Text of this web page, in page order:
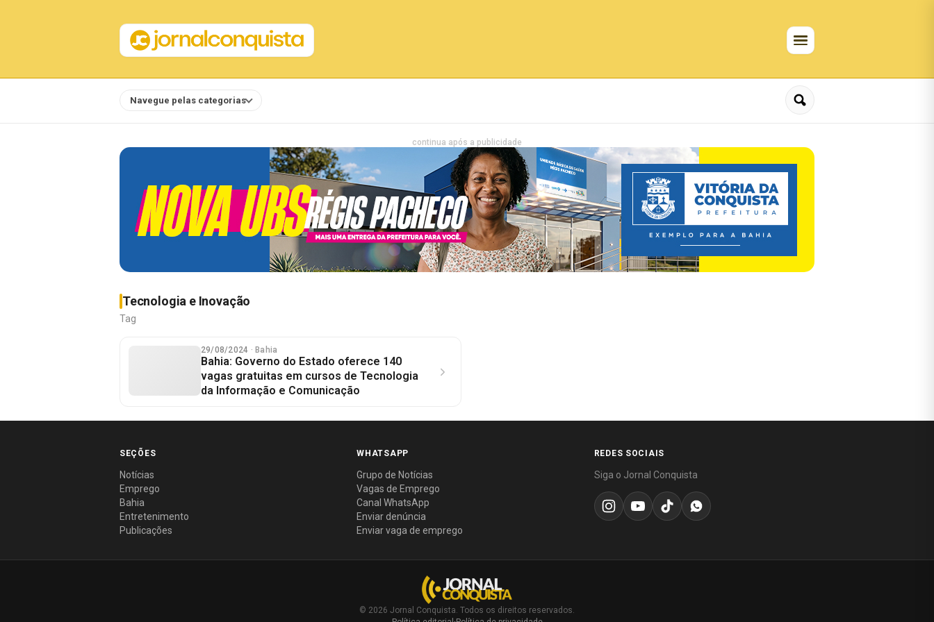
Navegue pelas categorias
continua após a publicidade
Tecnologia e Inovação
Tag
29/08/2024 · Bahia
Bahia: Governo do Estado oferece 140
vagas gratuitas em cursos de Tecnologia
da Informação e Comunicação
SEÇÕES
Notícias
Emprego
Bahia
Entretenimento
Publicações
WHATSAPP
Grupo de Notícias
Vagas de Emprego
Canal WhatsApp
Enviar denúncia
Enviar vaga de emprego
REDES SOCIAIS
Siga o Jornal Conquista
© 2026 Jornal Conquista. Todos os direitos reservados.